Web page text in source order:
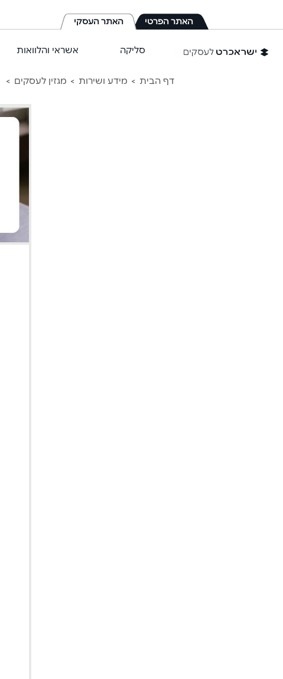
המרכזי
האתר הפרטי האתר העסקי
סליקה אשראי והלוואות
דף הבית מידע ושירות מגזין לעסקים